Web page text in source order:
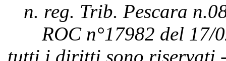
n. reg. Trib. Pescara
ROC n°17982 del 17/
tutti i diritti sono riservati